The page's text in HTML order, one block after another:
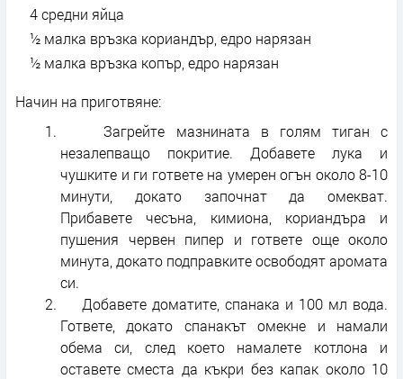
4 средни яйца
½ малка връзка кориандър, едро нарязан
½ малка връзка копър, едро нарязан
Начин на приготвяне:
Загрейте мазнината в голям тиган с
незалепващо покритие. Добавете лука и
чушките и ги гответе на умерен огън около 8-10
минути, докато започнат да омекват.
Прибавете чесъна, кимиона, кориандъра и
пушения червен пипер и гответе още около
минута, докато подправките освободят аромата
си.
Добавете доматите, спанака и 100 мл вода.
Гответе, докато спанакът омекне и намали
обема си, след което намалете котлона и
оставете сместа да къкри без капак около 10